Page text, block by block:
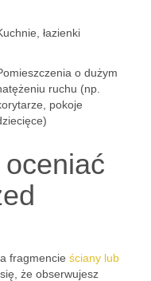
łazienki
o dużym
ruchu (np.
pokoje
fragmencie ściany lub
się, że obserwujesz